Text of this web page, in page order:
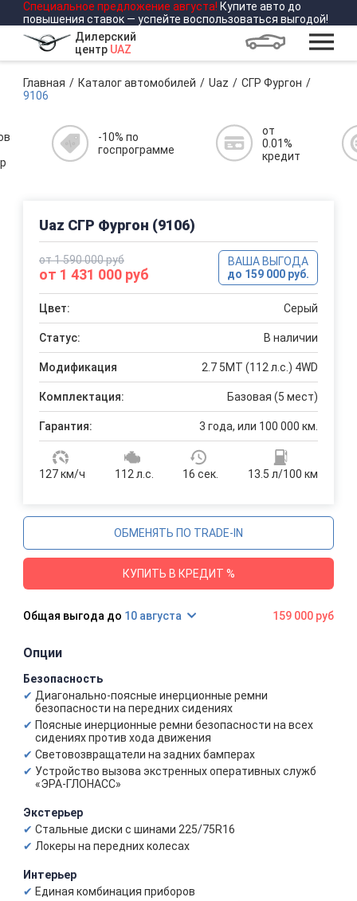
Специальное предложение августа! Купите авто до
повышения ставок — успейте воспользоваться выгодой!
Дилерский
центр UAZ
Главная Каталог автомобилей Uaz
СГР Фургон
9106
-10% по
госпрограмме
от
0.01%
кредит
Uaz СГР Фургон (9106)
от 1 590 000 руб
от 1 431 000 руб
ВАША ВЫГОДА
до 159 000 руб.
Цвет: Серый
Статус: В наличии
Модификация 2.7 5MT (112 л.с.) 4WD
Комплектация: Базовая (5 мест)
Гарантия: 3 года, или 100 000 км.
127 км/ч 112 л.с. 16 сек. 13.5 л/100 км
КУПИТЬ В КРЕДИТ %
ОБМЕНЯТЬ ПО TRADE-IN
10 августа 159 000 руб
Опции
Безопасность
Диагонально-поясные инерционные ремни
безопасности на передних сидениях
Поясные инерционные ремни безопасности на всех
сидениях против хода движения
Световозвращатели на задних бамперах
Устройство вызова экстренных оперативных служб
«ЭРА-ГЛОНАСС»
Экстерьер
Стальные диски с шинами 225/75R16
Локеры на передних колесах
Интерьер
Единая комбинация приборов